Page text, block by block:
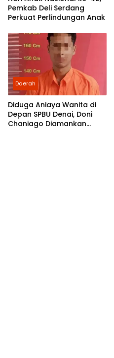
Pemkab Deli Serdang
Perkuat Perlindungan Anak
Daerah
Diduga Aniaya Wanita di
Depan SPBU Denai, Doni
Chaniago Diamankan